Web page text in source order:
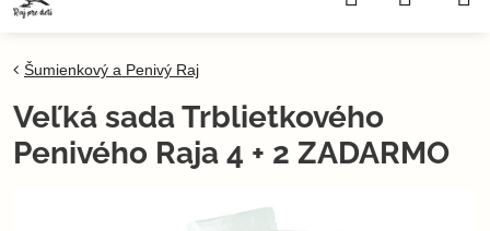
Šumienkový a Penivý Raj
Veľká sada Trblietkového
Penivého Raja 4 + 2 ZADARMO